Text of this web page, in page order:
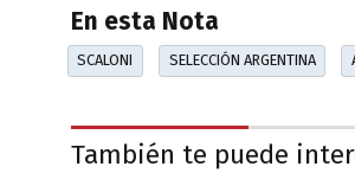
En esta Nota
SCALONI SELECCIÓN ARGENTINA
También te puede